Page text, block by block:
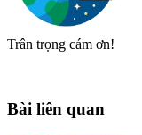
Trân trọng cám ơn!
Bài liên quan